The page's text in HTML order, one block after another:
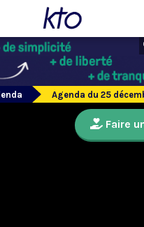
Agenda du 25
Faire